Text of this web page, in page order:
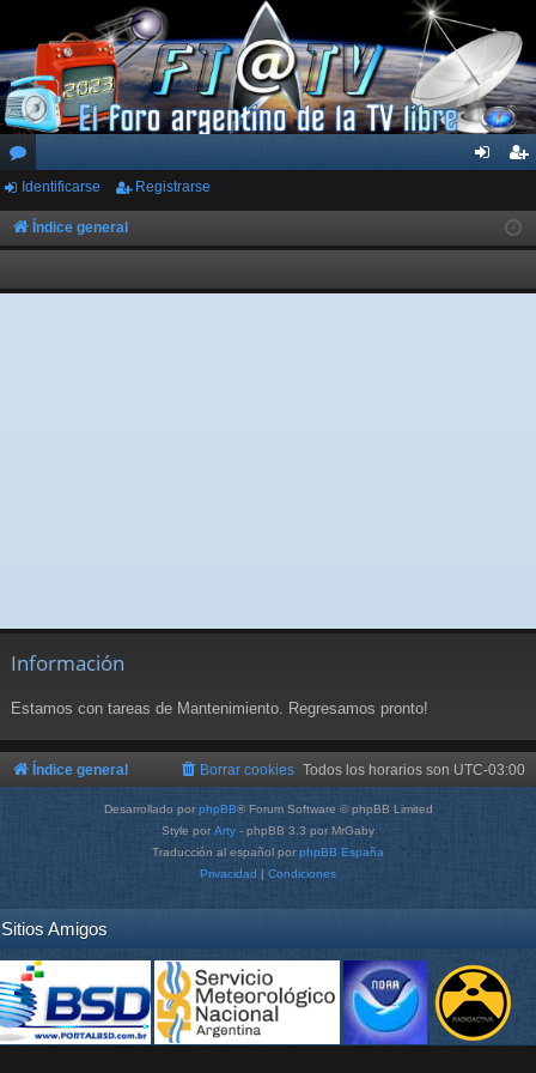
or
os
ar
ist
rs
Identificarse Registrarse
Índice general
Información
Estamos con tareas de Mantenimiento. Regresamos pronto!
Índice general Todos los horarios son UTC-03:00
Borrar cookies
Desarrollado por phpBB® Forum Software © phpBB Limited
Style por Arty - phpBB 3.3 por MrGaby
Traducción al español por phpBB España
Privacidad | Condiciones
Sitios Amigos